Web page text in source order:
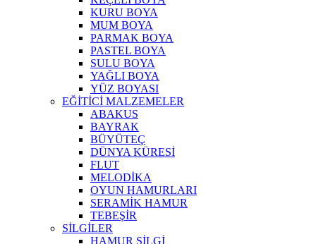
KURU BOYA
MUM BOYA
PARMAK BOYA
PASTEL BOYA
SULU BOYA
YAĞLI BOYA
YÜZ BOYASI
EĞİTİCİ MALZEMELER
ABAKUS
BAYRAK
BÜYÜTEÇ
DÜNYA KÜRESİ
FLUT
MELODİKA
OYUN HAMURLARI
SERAMİK HAMUR
TEBEŞİR
SİLGİLER
HAMUR SİLGİ